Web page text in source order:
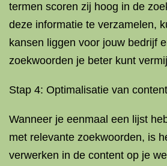
termen scoren zij hoog in de
deze informatie te verzamelen,
kansen liggen voor jouw bedrijf
zoekwoorden je beter kunt
Stap 4: Optimalisatie van content
Wanneer je eenmaal een lijst
met relevante zoekwoorden, is
verwerken in de content op je